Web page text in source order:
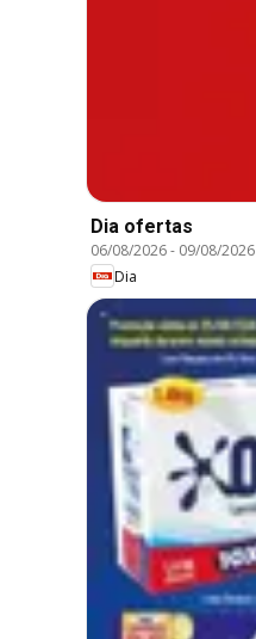
Dia ofertas
06/08/2026- 09/08/2026
Dia